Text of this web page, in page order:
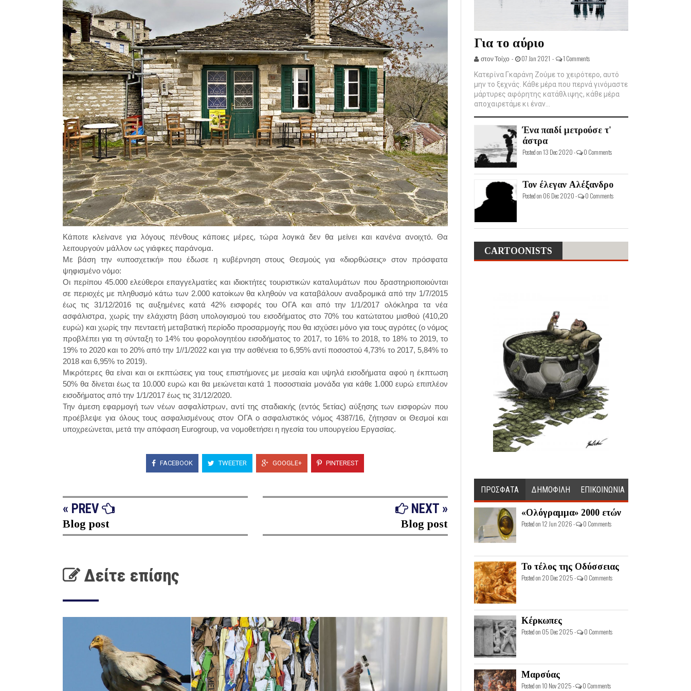
Κάποτε κλείνανε για λόγους πένθους κάποιες μέρες, τώρα λογικά δεν θα μείνει και κανένα ανοιχτό. Θα
λειτουργούν μάλλον ως γιάφκες παράνομα.
Με βάση την «υποσχετική» που έδωσε η κυβέρνηση στους Θεσμούς για «διορθώσεις» στον πρόσφατα
ψηφισμένο νόμο:
Οι περίπου 45.000 ελεύθεροι επαγγελματίες και ιδιοκτήτες τουριστικών καταλυμάτων που δραστηριοποιούνται
σε περιοχές με πληθυσμό κάτω των 2.000 κατοίκων θα κληθούν να καταβάλουν αναδρομικά από την 1/7/2015
έως τις 31/12/2016 τις αυξημένες κατά 42% εισφορές του ΟΓΑ και από την 1/1/2017 ολόκληρα τα νέα
ασφάλιστρα, χωρίς την ελάχιστη βάση υπολογισμού του εισοδήματος στο 70% του κατώτατου μισθού (410,20
ευρώ) και χωρίς την πενταετή μεταβατική περίοδο προσαρμογής που θα ισχύσει μόνο για τους αγρότες (ο νόμος
προβλέπει για τη σύνταξη το 14% του φορολογητέου εισοδήματος το 2017, το 16% το 2018, το 18% το 2019, το
19% το 2020 και το 20% από την 1//1/2022 και για την ασθένεια το 6,95% αντί ποσοστού 4,73% το 2017, 5,84% το
2018 και 6,95% το 2019).
Μικρότερες θα είναι και οι εκπτώσεις για τους επιστήμονες με μεσαία και υψηλά εισοδήματα αφού η έκπτωση
50% θα δίνεται έως τα 10.000 ευρώ και θα μειώνεται κατά 1 ποσοστιαία μονάδα για κάθε 1.000 ευρώ επιπλέον
εισοδήματος από την 1/1/2017 έως τις 31/12/2020.
Την άμεση εφαρμογή των νέων ασφαλίστρων, αντί της σταδιακής (εντός 5ετίας) αύξησης των εισφορών που
προέβλεψε για όλους τους ασφαλισμένους στον ΟΓΑ ο ασφαλιστικός νόμος 4387/16, ζήτησαν οι Θεσμοί και
υποχρεώνεται, μετά την απόφαση Eurogroup, να νομοθετήσει η ηγεσία του υπουργείου Εργασίας.
FACEBOOK TWEETER GOOGLE+ PINTEREST
« PREV
Blog post
NEXT »
Blog post
Δείτε επίσης
Για το αύριο
στον Τοίχο - 07 Jan 2021 - 1 Comments
Κατερίνα Γκαράνη Ζούμε το χειρότερο, αυτό
μην το ξεχνάς. Κάθε μέρα που περνά γινόμαστε
μάρτυρες αφόρητης κατάθλιψης, κάθε μέρα
αποχαιρετάμε κι έναν...
Ένα παιδί μετρούσε τ'
άστρα
Posted on 13 Dec 2020 - 0 Comments
Τον έλεγαν Αλέξανδρο
Posted on 06 Dec 2020 - 0 Comments
CARTOONISTS
ΠΡΟΣΦΑΤΑ ΔΗΜΟΦΙΛΗ ΕΠΙΚΟΙΝΩΝΙΑ
«Ολόγραμμα» 2000 ετών
Posted on 12 Jun 2026 - 0 Comments
Το τέλος της Οδύσσειας
Posted on 20 Dec 2025 - 0 Comments
Κέρκωπες
Posted on 05 Dec 2025 - 0 Comments
Μαρσύας
Posted on 10 Nov 2025 - 0 Comments